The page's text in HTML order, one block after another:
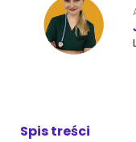
ZoociaLove News
Spis treści